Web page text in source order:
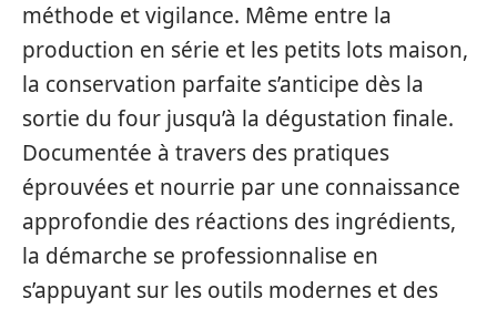
méthode et vigilance. Même entre la
production en série et les petits lots maison,
la conservation parfaite s’anticipe dès la
sortie du four jusqu’à la dégustation finale.
Documentée à travers des pratiques
éprouvées et nourrie par une connaissance
approfondie des réactions des ingrédients,
la démarche se professionnalise en
s’appuyant sur les outils modernes et des